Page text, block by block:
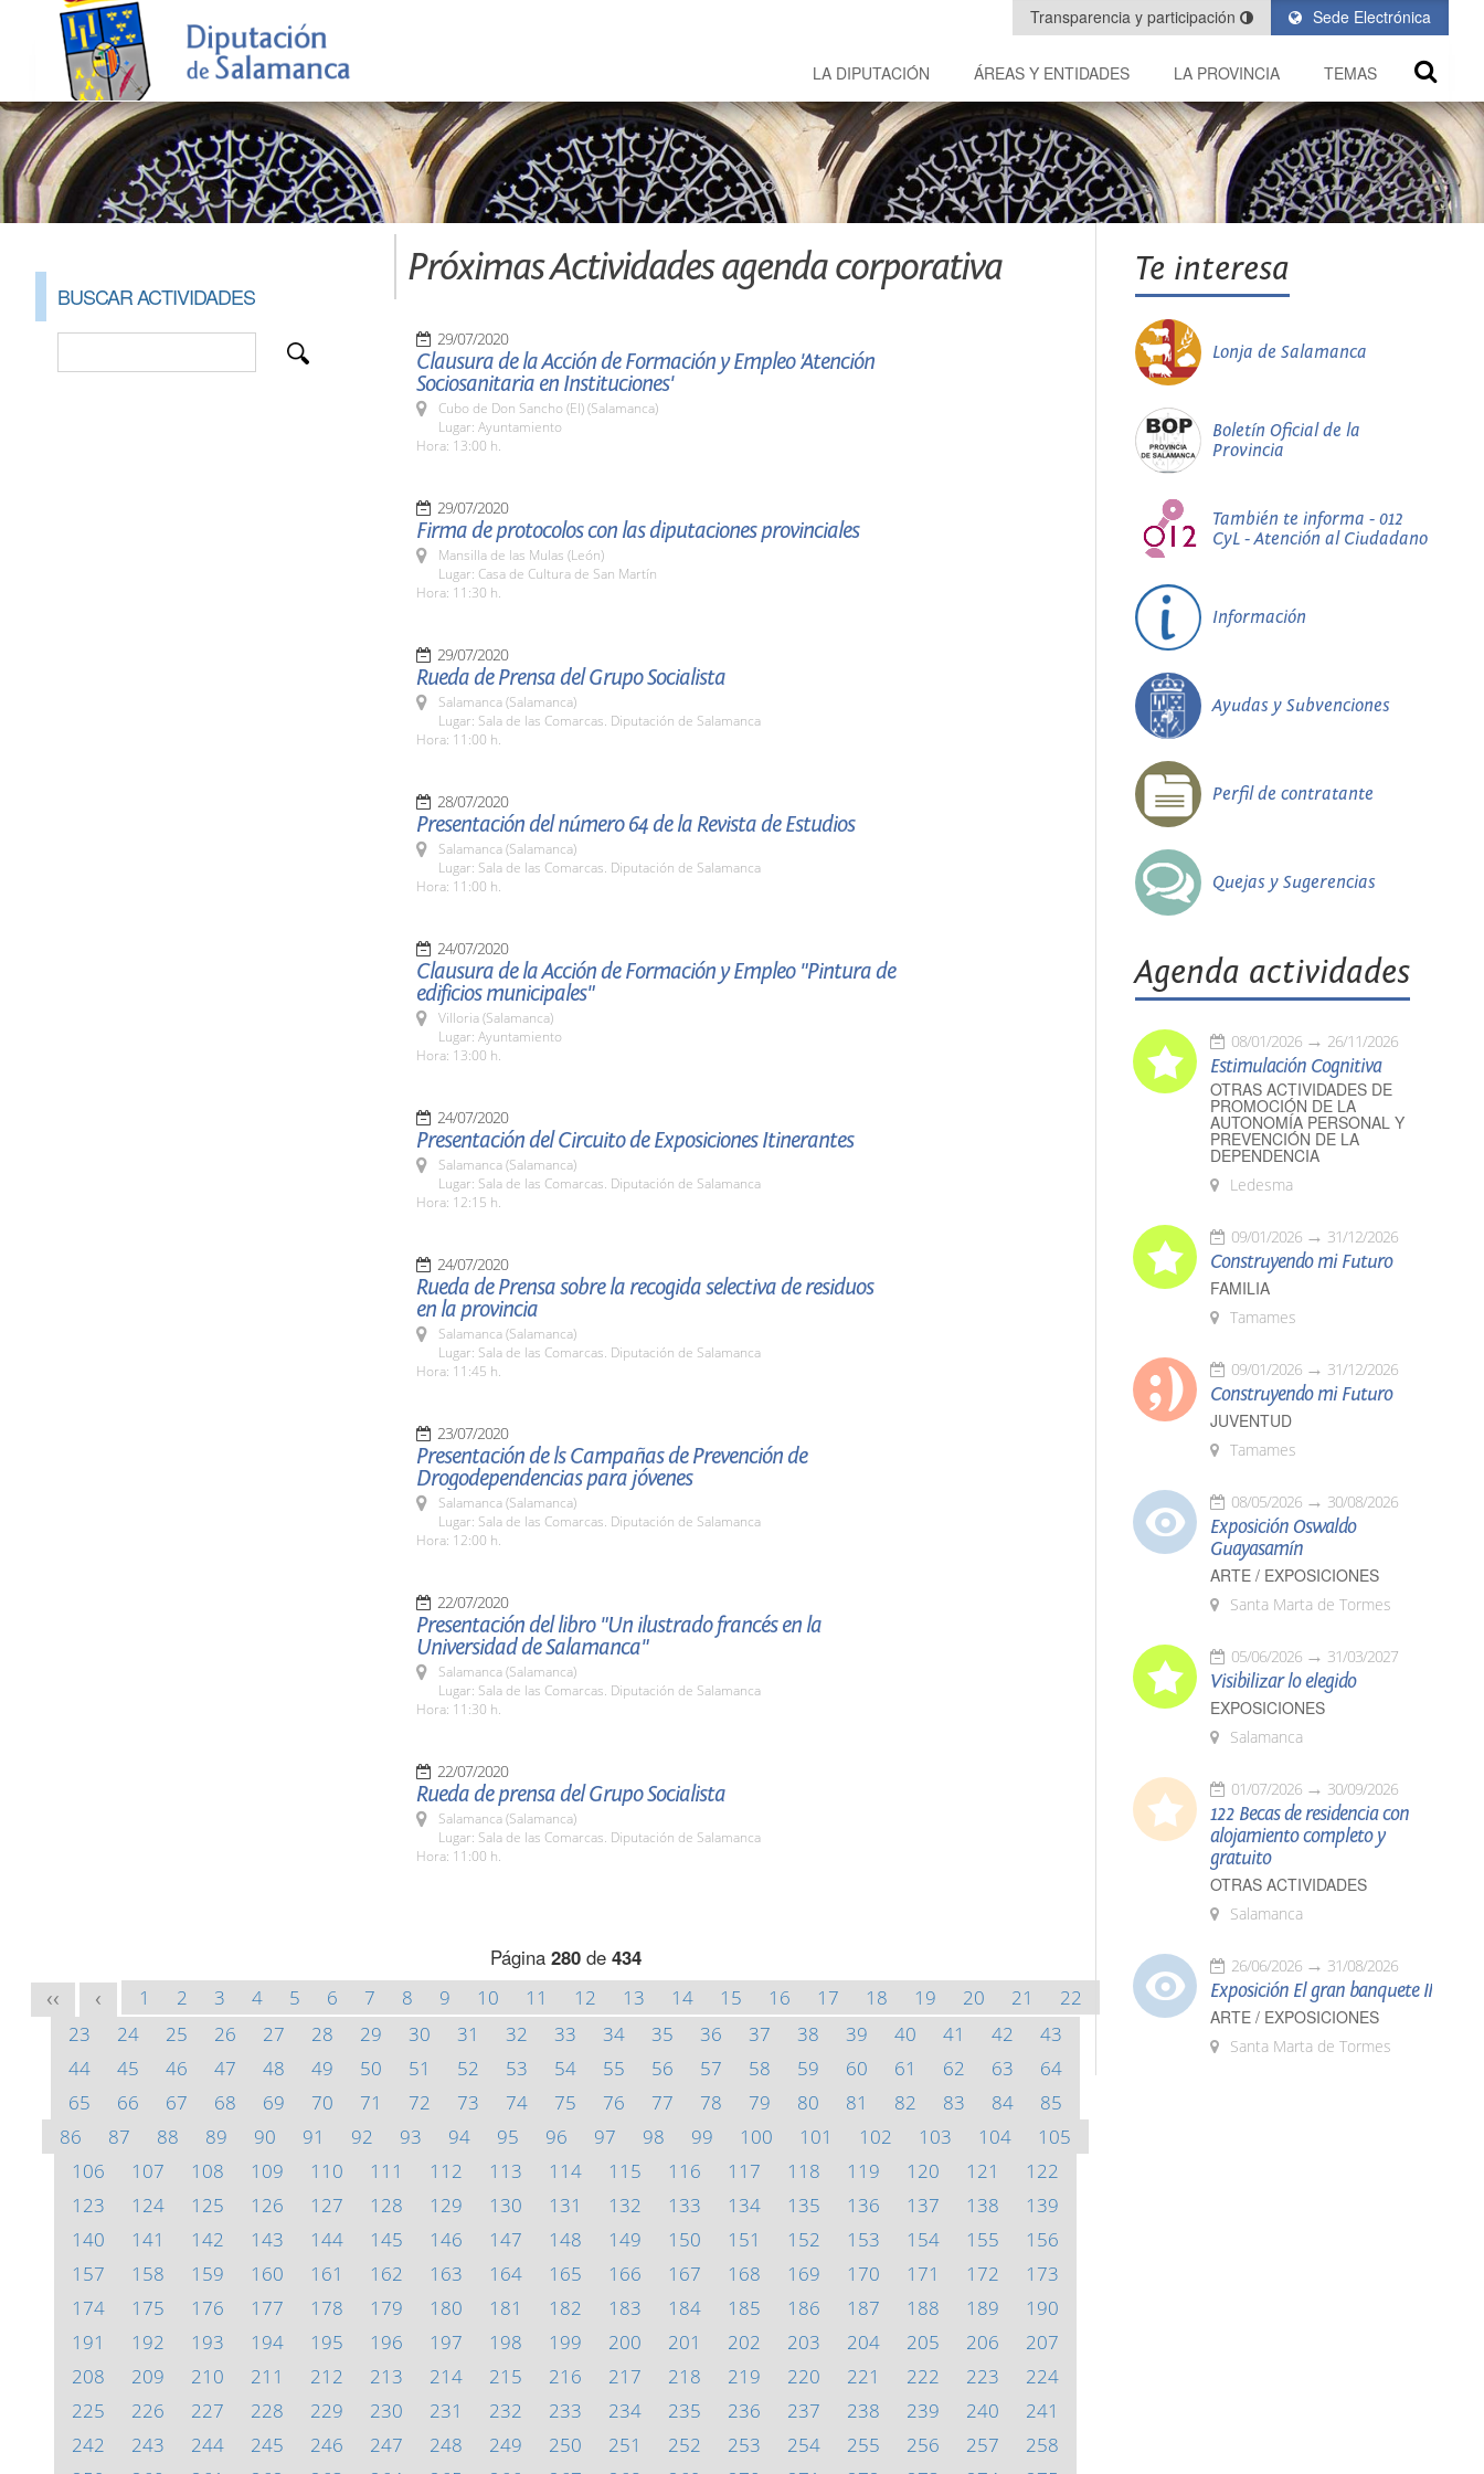
Sede Electrónica
Transparencia y participación
LA DIPUTACIÓN ÁREAS Y ENTIDADES LA PROVINCIA TEMAS
BUSCAR ACTIVIDADES
Próximas Actividades agenda corporativa
29/07/2020
Clausura de la Acción de Formación y Empleo 'Atención
Sociosanitaria en Instituciones'
Cubo de Don Sancho (El) (Salamanca)
Lugar: Ayuntamiento
Hora: 13:00 h.
29/07/2020
Firma de protocolos con las diputaciones provinciales
Mansilla de las Mulas (León)
Lugar: Casa de Cultura de San Martín
Hora: 11:30 h.
29/07/2020
Rueda de Prensa del Grupo Socialista
Salamanca (Salamanca)
Lugar: Sala de las Comarcas. Diputación de Salamanca
Hora: 11:00 h.
28/07/2020
Presentación del número 64 de la Revista de Estudios
Salamanca (Salamanca)
Lugar: Sala de las Comarcas. Diputación de Salamanca
Hora: 11:00 h.
24/07/2020
Clausura de la Acción de Formación y Empleo "Pintura de
edificios municipales"
Villoria (Salamanca)
Lugar: Ayuntamiento
Hora: 13:00 h.
24/07/2020
Presentación del Circuito de Exposiciones Itinerantes
Salamanca (Salamanca)
Lugar: Sala de las Comarcas. Diputación de Salamanca
Hora: 12:15 h.
24/07/2020
Rueda de Prensa sobre la recogida selectiva de residuos
en la provincia
Salamanca (Salamanca)
Lugar: Sala de las Comarcas. Diputación de Salamanca
Hora: 11:45 h.
23/07/2020
Presentación de ls Campañas de Prevención de
Drogodependencias para jóvenes
Salamanca (Salamanca)
Lugar: Sala de las Comarcas. Diputación de Salamanca
Hora: 12:00 h.
22/07/2020
Presentación del libro "Un ilustrado francés en la
Universidad de Salamanca"
Salamanca (Salamanca)
Lugar: Sala de las Comarcas. Diputación de Salamanca
Hora: 11:30 h.
22/07/2020
Rueda de prensa del Grupo Socialista
Salamanca (Salamanca)
Lugar: Sala de las Comarcas. Diputación de Salamanca
Hora: 11:00 h.
Página 280de 434
<< < 1 2 3 4 5 6 7 8 9 10 11 12 13 14 15 16 17 18 19 20 21
22
23
24 25 26 27 28 29 30 31 32 33 34 35 36 37 38 39 40 41 42
43
44
45 46 47 48 49 50 51 52 53 54 55 56 57 58 59 60 61 62 63
64
65
66 67 68 69 70 71 72 73 74 75 76 77 78 79 80 81 82 83 84
85
86
87 88 89 90 91 92 93 94 95 96 97 98 99 100 101 102 103 104
105
106
107 108 109 110 111 112 113 114 115 116 117 118 119 120 121
122
123
124 125 126 127 128 129 130 131 132 133 134 135 136 137 138
139
140
141 142 143 144 145 146 147 148 149 150 151 152 153 154 155
156
157
158 159 160 161 162 163 164 165 166 167 168 169 170 171 172
173
174
175 176 177 178 179 180 181 182 183 184 185 186 187 188 189
190
191
192 193 194 195 196 197 198 199 200 201 202 203 204 205 206
207
208
209 210 211 212 213 214 215 216 217 218 219 220 221 222 223
224
225
226 227 228 229 230 231 232 233 234 235 236 237 238 239 240
241
242
243 244 245 246 247 248 249 250 251 252 253 254 255 256 257
258
Te interesa
Lonja de Salamanca
Boletín Oficial de la
Provincia
También te informa - 012
CyL - Atención al Ciudadano
Información
Ayudas y Subvenciones
Perfil de contratante
Quejas y Sugerencias
Agenda actividades
08/01/2026 26/11/2026
Estimulación Cognitiva
OTRAS ACTIVIDADES DE
PROMOCIÓN DE LA
AUTONOMÍA PERSONAL Y
PREVENCIÓN DE LA
DEPENDENCIA
Ledesma
09/01/2026 31/12/2026
Construyendo mi Futuro
FAMILIA
Tamames
09/01/2026 31/12/2026
Construyendo mi Futuro
JUVENTUD
Tamames
08/05/2026 30/08/2026
Exposición Oswaldo
Guayasamín
ARTE / EXPOSICIONES
Santa Marta de Tormes
05/06/2026 31/03/2027
Visibilizar lo elegido
EXPOSICIONES
Salamanca
01/07/2026 30/09/2026
122 Becas de residencia con
alojamiento completo y
gratuito
OTRAS ACTIVIDADES
Salamanca
26/06/2026 31/08/2026
Exposición El gran banquete II
ARTE / EXPOSICIONES
Santa Marta de Tormes